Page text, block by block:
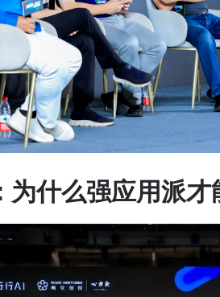
什么强应用派